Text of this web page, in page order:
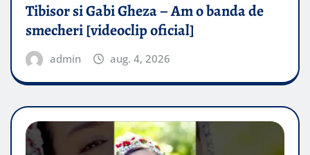
Tibisor si Gabi Gheza – Am o banda de
smecheri [videoclip oficial]
admin aug. 4, 2026